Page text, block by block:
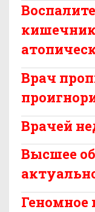
Врач
Врачей
Высшее
Геномное